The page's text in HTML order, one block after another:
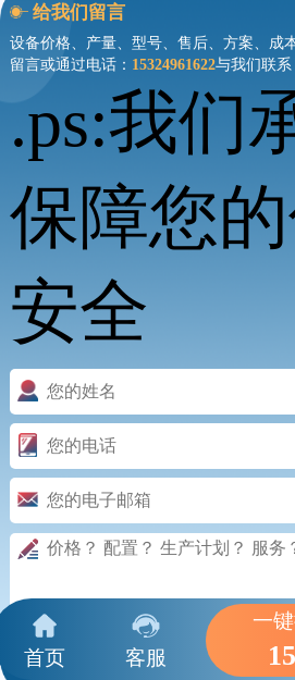
给我们留言
设备价格、产量、型号、售后、方案、成
留言或通过电话： 15324961622与我们联系
.ps:我们
保障您
安全
首页 客服
一